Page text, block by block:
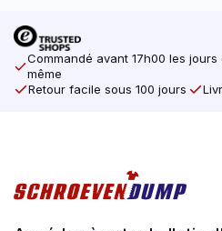
Commandé avant 17h00 les
même
Retour facile sous 100 jours